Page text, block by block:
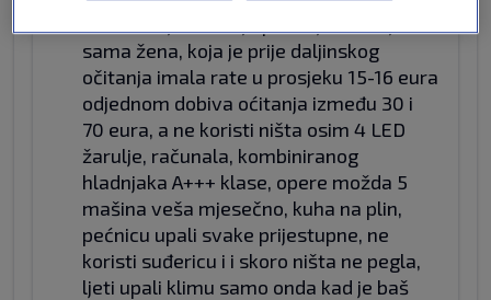
sama žena, koja je prije daljinskog
očitanja imala rate u prosjeku 15-16 eura
odjednom dobiva oćitanja između 30 i
70 eura, a ne koristi ništa osim 4 LED
žarulje, računala, kombiniranog
hladnjaka A+++ klase, opere možda 5
mašina veša mjesečno, kuha na plin,
pećnicu upali svake prijestupne, ne
koristi suđericu i i skoro ništa ne pegla,
ljeti upali klimu samo onda kad je baš